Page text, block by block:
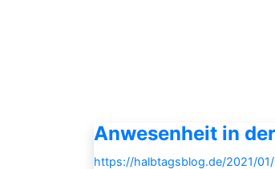
Anwesenheit in
https://halbtagsblog.de/2021/